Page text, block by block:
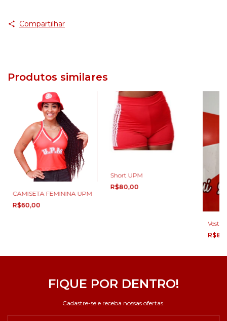
Compartilhar
Produtos similares
CAMISETA FEMININA UPM
R$60,00
Short UPM
R$80,00
FIQUE POR DENTRO!
Cadastre-se e receba nossas ofertas.